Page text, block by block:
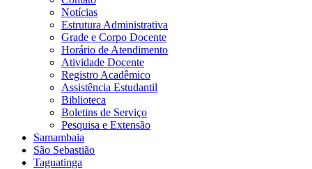
Notícias
Estrutura Administrativa
Grade e Corpo Docente
Horário de Atendimento
Atividade Docente
Registro Acadêmico
Assistência Estudantil
Biblioteca
Boletins de Serviço
Pesquisa e Extensão
Samambaia
São Sebastião
Taguatinga